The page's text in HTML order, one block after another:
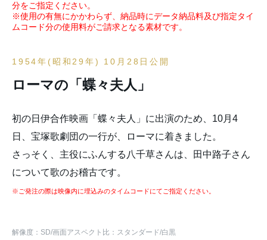
分をご指定ください。
※使用の有無にかかわらず、納品時にデータ納品料及び指定タイ
ムコード分の使用料がご請求となる素材です。
1954年(昭和29年) 10月28日公開
ローマの「蝶々夫人」
初の日伊合作映画「蝶々夫人」に出演のため、10月4
日、宝塚歌劇団の一行が、ローマに着きました。
さっそく、主役にふんする八千草さんは、田中路子さん
について歌のお稽古です。
※ご発注の際は映像内に埋込みのタイムコードにてご指定ください。
解像度：SD/画面アスペクト比：スタンダード/白黒